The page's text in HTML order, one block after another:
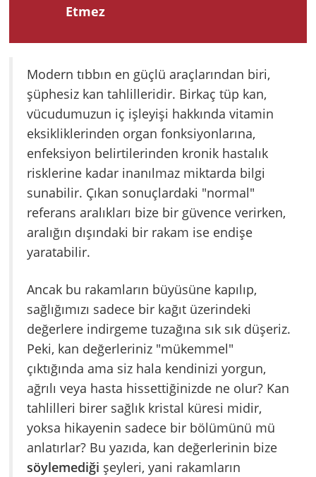
Etmez
Modern tıbbın en güçlü araçlarından biri,
şüphesiz kan tahlilleridir. Birkaç tüp kan,
vücudumuzun iç işleyişi hakkında vitamin
eksikliklerinden organ fonksiyonlarına,
enfeksiyon belirtilerinden kronik hastalık
risklerine kadar inanılmaz miktarda bilgi
sunabilir. Çıkan sonuçlardaki "normal"
referans aralıkları bize bir güvence verirken,
aralığın dışındaki bir rakam ise endişe
yaratabilir.
Ancak bu rakamların büyüsüne kapılıp,
sağlığımızı sadece bir kağıt üzerindeki
değerlere indirgeme tuzağına sık sık düşeriz.
Peki, kan değerleriniz "mükemmel"
çıktığında ama siz hala kendinizi yorgun,
ağrılı veya hasta hissettiğinizde ne olur? Kan
tahlilleri birer sağlık kristal küresi midir,
yoksa hikayenin sadece bir bölümünü mü
anlatırlar? Bu yazıda, kan değerlerinin bize
söylemediği şeyleri, yani rakamların